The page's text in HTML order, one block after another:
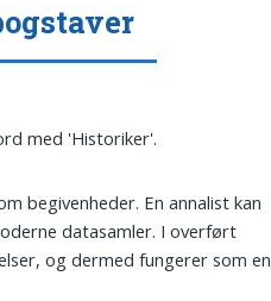
med 'Historiker'.
begivenheder. En annalist kan
datasamler. I overført
og dermed fungerer som en